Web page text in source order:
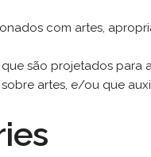
com artes,
são projetados
artes, e/ou que